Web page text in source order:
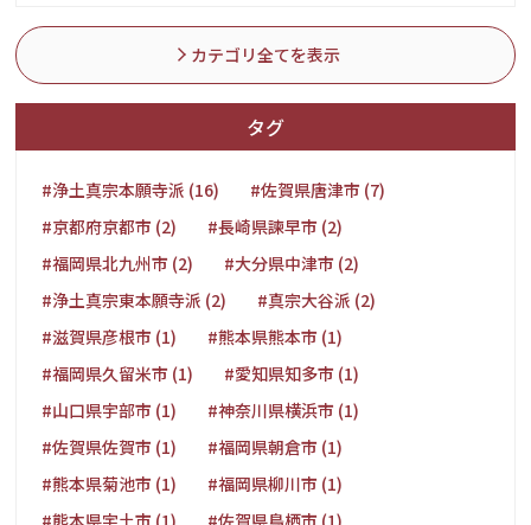
カテゴリ全てを表示
タグ
#浄土真宗本願寺派 (16)
#佐賀県唐津市 (7)
#京都府京都市 (2)
#長崎県諫早市 (2)
#福岡県北九州市 (2)
#大分県中津市 (2)
#浄土真宗東本願寺派 (2)
#真宗大谷派 (2)
#滋賀県彦根市 (1)
#熊本県熊本市 (1)
#福岡県久留米市 (1)
#愛知県知多市 (1)
#山口県宇部市 (1)
#神奈川県横浜市 (1)
#佐賀県佐賀市 (1)
#福岡県朝倉市 (1)
#熊本県菊池市 (1)
#福岡県柳川市 (1)
#熊本県宇土市 (1)
#佐賀県鳥栖市 (1)